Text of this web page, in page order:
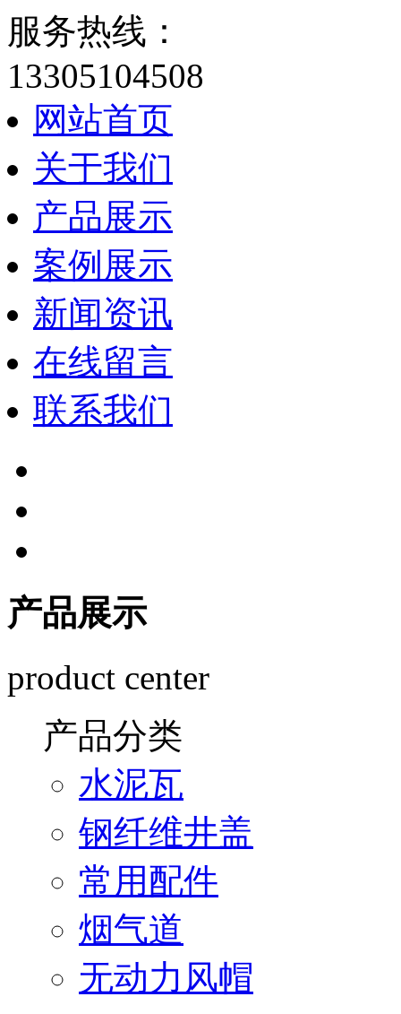
服务热线：
13305104508
网站首页
关于我们
产品展示
案例展示
新闻资讯
在线留言
联系我们
产品展示
product center
产品分类
水泥瓦
钢纤维井盖
常用配件
烟气道
无动力风帽